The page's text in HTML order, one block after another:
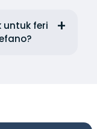
feri